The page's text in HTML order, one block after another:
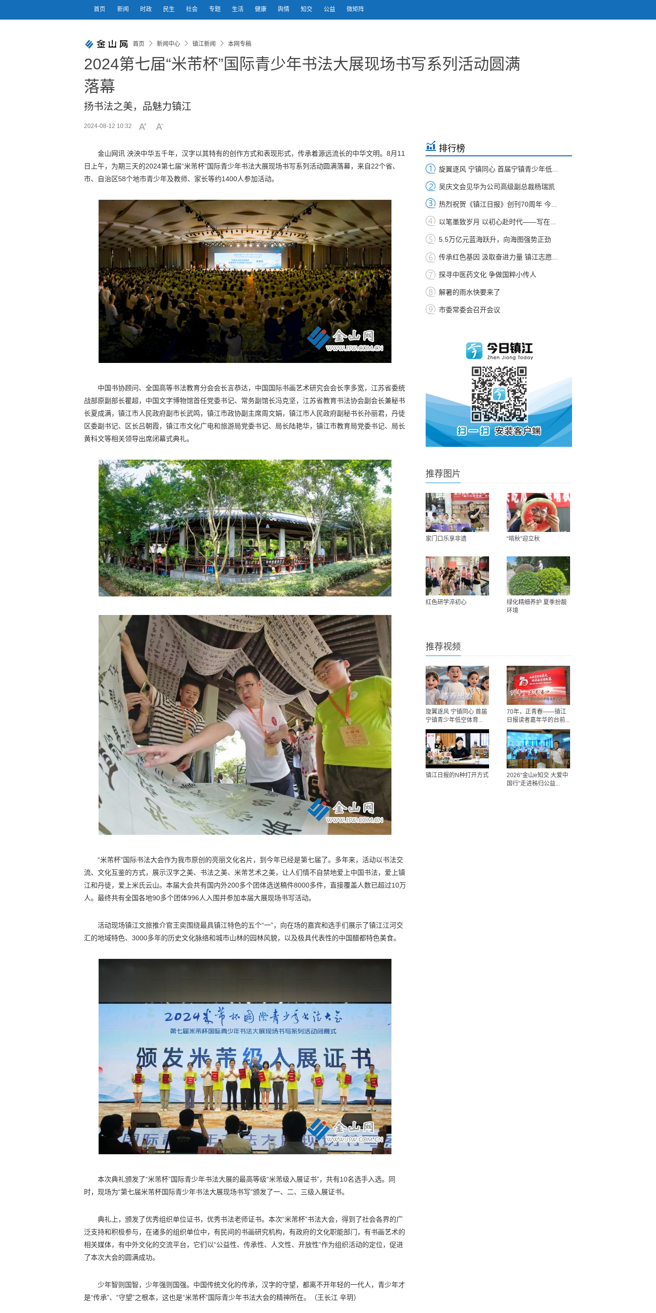
首页 新闻 时政 民生 社会 专题 生活 健康 舆情 知交 公益 微矩阵
首页 新闻中心 镇江新闻 本网专稿
2024第七届“米芾杯”国际青少年书法大展现场书写系列活动圆满
落幕
扬书法之美，品魅力镇江
2024-08-12 10:32
金山网讯 泱泱中华五千年，汉字以其特有的创作方式和表现形式，传承着源远流长的中华文明。8月11
日上午，为期三天的2024第七届“米芾杯”国际青少年书法大展现场书写系列活动圆满落幕，来自22个省、
市、自治区58个地市青少年及教师、家长等约1400人参加活动。
中国书协顾问、全国高等书法教育分会会长言恭达，中国国际书画艺术研究会会长李多宽，江苏省委统
战部原副部长瞿超，中国文字博物馆首任党委书记、常务副馆长冯克坚，江苏省教育书法协会副会长兼秘书
长夏成满，镇江市人民政府副市长武鸣，镇江市政协副主席周文娟，镇江市人民政府副秘书长孙丽君，丹徒
区委副书记、区长吕朝霞，镇江市文化广电和旅游局党委书记、局长陆艳华，镇江市教育局党委书记、局长
黄科文等相关领导出席闭幕式典礼。
“米芾杯”国际书法大会作为我市原创的亮丽文化名片，到今年已经是第七届了。多年来，活动以书法交
流、文化互鉴的方式，展示汉字之美、书法之美、米芾艺术之美，让人们情不自禁地爱上中国书法，爱上镇
江和丹徒，爱上米氏云山。本届大会共有国内外200多个团体选送稿件8000多件，直接覆盖人数已超过10万
人。最终共有全国各地90多个团体996人入围并参加本届大展现场书写活动。
活动现场镇江文旅推介官王奕围绕最具镇江特色的五个“一”，向在场的嘉宾和选手们展示了镇江江河交
汇的地域特色、3000多年的历史文化脉络和城市山林的园林风貌，以及极具代表性的中国醋都特色美食。
本次典礼颁发了“米芾杯”国际青少年书法大展的最高等级“米芾级入展证书”，共有10名选手入选。同
时，现场为“第七届米芾杯国际青少年书法大展现场书写”颁发了一、二、三级入展证书。
典礼上，颁发了优秀组织单位证书，优秀书法老师证书。本次“米芾杯”书法大会，得到了社会各界的广
泛支持和积极参与，在诸多的组织单位中，有民间的书画研究机构，有政府的文化职能部门，有书画艺术的
相关媒体，有中外文化的交流平台，它们以“公益性、传承性、人文性、开放性”作为组织活动的定位，促进
了本次大会的圆满成功。
少年智则国智，少年强则国强。中国传统文化的传承，汉字的守望，都离不开年轻的一代人，青少年才
是“传承”、“守望”之根本，这也是“米芾杯”国际青少年书法大会的精神所在。（王长江 辛玥）
排行榜
旋翼逐风 宁镇同心 首届宁镇青少年低...
吴庆文会见华为公司高级副总裁杨瑞凯
热烈祝贺《镇江日报》创刊70周年 今...
以笔墨致岁月 以初心赴时代——写在...
5.5万亿元蓝海跃升，向海图强势正劲
传承红色基因 汲取奋进力量 镇江志愿...
探寻中医药文化 争做国粹小传人
解暑的雨水快要来了
市委常委会召开会议
推荐图片
家门口乐享非遗 “啃秋”迎立秋
红色研学淬初心
绿化精细养护 夏季扮靓
环境
推荐视频
旋翼逐风 宁镇同心 首届
宁镇青少年低空体育...
70年，正青春——镇江
日报读者嘉年华的台前...
镇江日报的N种打开方式
2026“金山e知交 大爱中
国行”走进秭归公益...